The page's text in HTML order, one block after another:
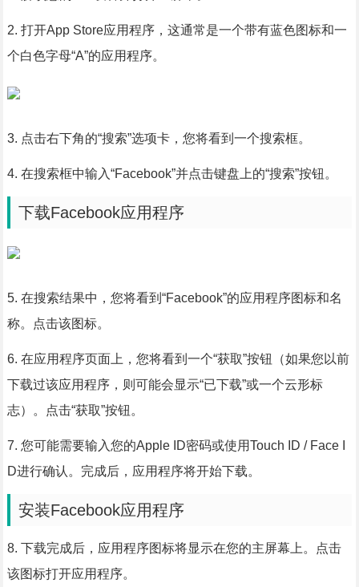
2. 打开App Store应用程序，这通常是一个带有蓝色图标和一
个白色字母“A”的应用程序。
3. 点击右下角的“搜索”选项卡，您将看到一个搜索框。
4. 在搜索框中输入“Facebook”并点击键盘上的“搜索”按钮。
下载Facebook应用程序
5. 在搜索结果中，您将看到“Facebook”的应用程序图标和名
称。点击该图标。
6. 在应用程序页面上，您将看到一个“获取”按钮（如果您以前
下载过该应用程序，则可能会显示“已下载”或一个云形标
志）。点击“获取”按钮。
7. 您可能需要输入您的Apple ID密码或使用Touch ID / Face I
D进行确认。完成后，应用程序将开始下载。
安装Facebook应用程序
8. 下载完成后，应用程序图标将显示在您的主屏幕上。点击
该图标打开应用程序。